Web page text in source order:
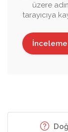
üzere
tarayıcıya